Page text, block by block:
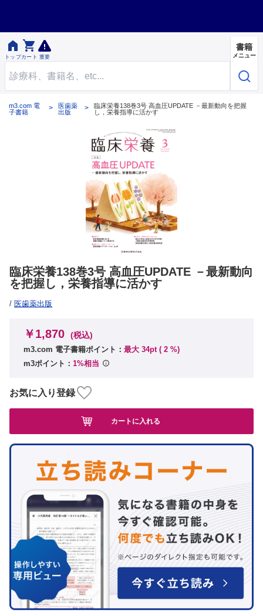

トップ

カート 重要
書籍
メニュー
m3.com 電
子書籍
医歯薬
出版
臨床栄養138巻3号 高血圧UPDATE －最新動向を把握
し，栄養指導に活かす
臨床栄養138巻3号 高血圧UPDATE －最新動向
を把握し，栄養指導に活かす
/ 医歯薬出版
￥1,870 (税込)
m3.com 電子書籍ポイント： 最大 34pt ( 2 %)
m3ポイント： 1%相当
お気に入り登録
カートに入れる